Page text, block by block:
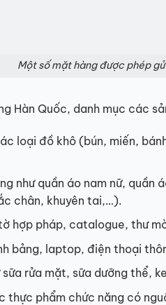
Một số mặt hàng được phép
Hàn Quốc, danh mục các
loại đồ khô (bún, miến,
như quần áo nam nữ,
chân, khuyên tai,…).
hợp pháp, catalogue, thư
bảng, laptop, điện thoại
rửa mặt, sữa dưỡng thể,
thực phẩm chức năng có